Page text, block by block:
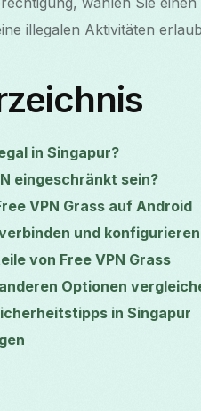
illegalen Aktivitäten
in Singapur?
eingeschränkt sein?
VPN Grass auf Android
und konfigurieren
von Free VPN Grass
Optionen
in Singapur